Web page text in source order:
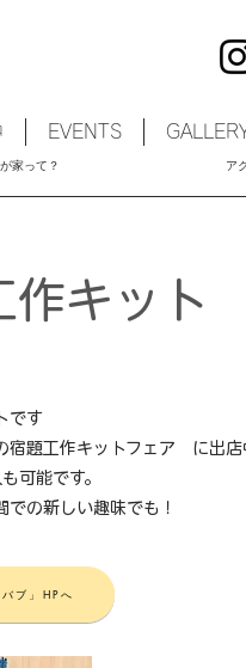
EVENTS
家って？ ア
キット
です
宿題工作キットフェア に出店
可能です。
の新しい趣味でも！
ブ」HPへ